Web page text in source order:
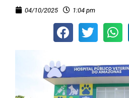
04/10/2025 1:04 pm